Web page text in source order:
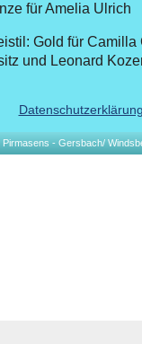
für Amelia Ulrich
Gold für Camilla
und Leonard
Datenschutzerklärung
- Gersbach/